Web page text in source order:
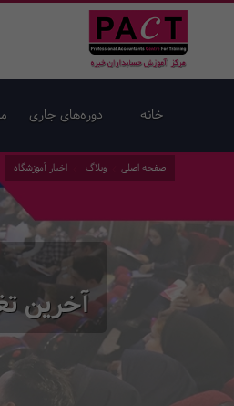
خانه دوره‌های جاری
آخرین
صفحه اصلی وبلاگ اخبار آموزشگاه